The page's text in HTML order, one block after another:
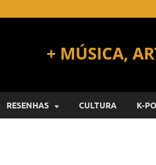
RESENHAS CULTURA K-